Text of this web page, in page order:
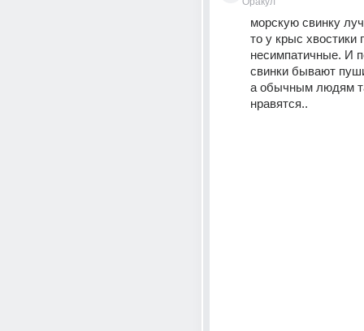
морскую свинку
то у крыс хвостики
несимпатичные. И
свинки бывают
а обычным людям
нравятся..